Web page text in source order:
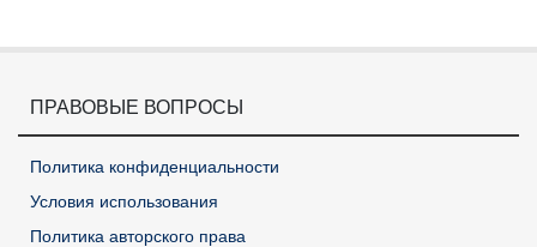
ПРАВОВЫЕ ВОПРОСЫ
Политика конфиденциальности
Условия использования
Политика авторского права